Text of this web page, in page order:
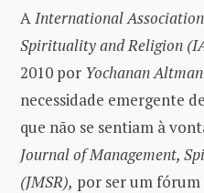
AInternational
Spirituality and Religion
2010 por Yochanan Altman
necessidade emergente
que não se sentiam à
Journal of Management,
(JMSR), por ser um